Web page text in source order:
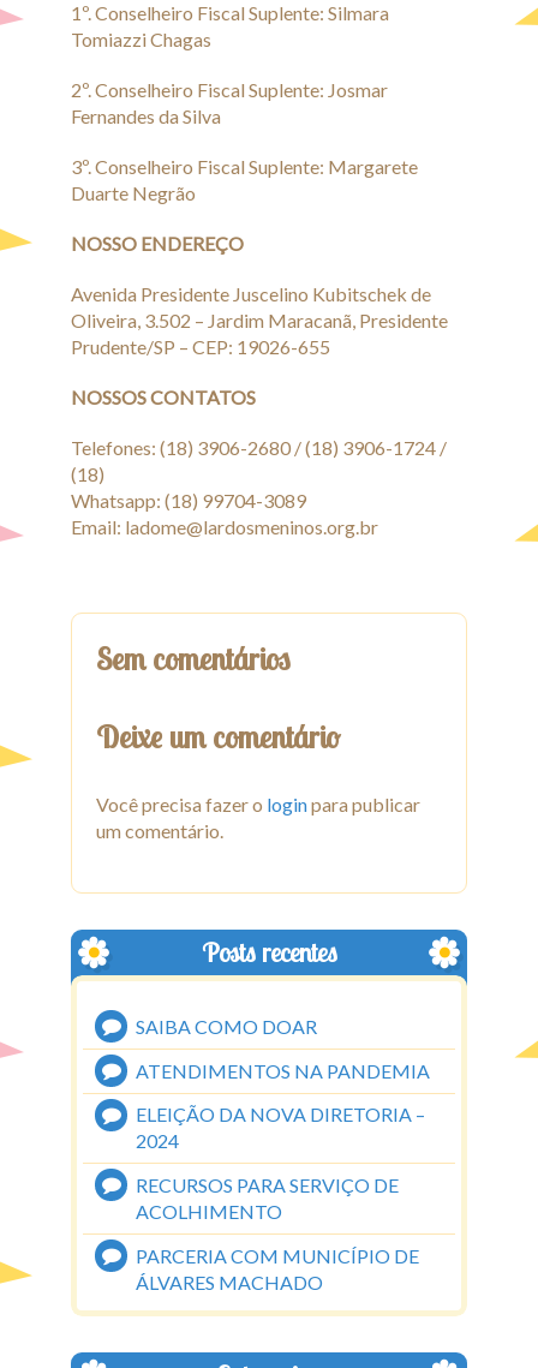
1º. Conselheiro Fiscal Suplente: Silmara
Tomiazzi Chagas
2º. Conselheiro Fiscal Suplente: Josmar
Fernandes da Silva
3º. Conselheiro Fiscal Suplente: Margarete
Duarte Negrão
NOSSO ENDEREÇO
Avenida Presidente Juscelino Kubitschek de
Oliveira, 3.502 – Jardim Maracanã, Presidente
Prudente/SP – CEP: 19026-655
NOSSOS CONTATOS
Telefones: (18) 3906-2680 / (18) 3906-1724 /
(18)
Whatsapp: (18) 99704-3089
Email: ladome@lardosmeninos.org.br
Sem comentários
Deixe um comentário
Você precisa fazer o loginpara publicar
um comentário.
Posts recentes
SAIBA COMO DOAR
ATENDIMENTOS NA PANDEMIA
ELEIÇÃO DA NOVA DIRETORIA –
2024
RECURSOS PARA SERVIÇO DE
ACOLHIMENTO
PARCERIA COM MUNICÍPIO DE
ÁLVARES MACHADO